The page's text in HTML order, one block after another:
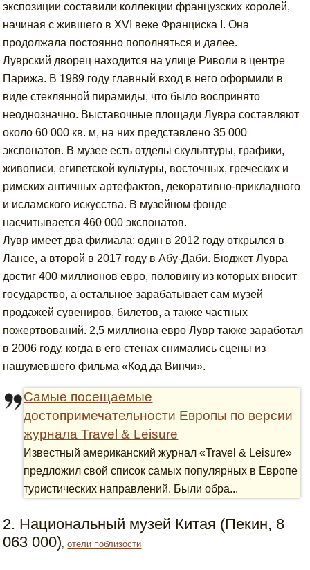
экспозиции составили коллекции французских королей,
начиная с жившего в XVI веке Франциска I. Она
продолжала постоянно пополняться и далее.
Луврский дворец находится на улице Риволи в центре
Парижа. В 1989 году главный вход в него оформили в
виде стеклянной пирамиды, что было воспринято
неоднозначно. Выставочные площади Лувра составляют
около 60 000 кв. м, на них представлено 35 000
экспонатов. В музее есть отделы скульптуры, графики,
живописи, египетской культуры, восточных, греческих и
римских античных артефактов, декоративно-прикладного
и исламского искусства. В музейном фонде
насчитывается 460 000 экспонатов.
Лувр имеет два филиала: один в 2012 году открылся в
Лансе, а второй в 2017 году в Абу-Даби. Бюджет Лувра
достиг 400 миллионов евро, половину из которых вносит
государство, а остальное зарабатывает сам музей
продажей сувениров, билетов, а также частных
пожертвований. 2,5 миллиона евро Лувр также заработал
в 2006 году, когда в его стенах снимались сцены из
нашумевшего фильма «Код да Винчи».
Самые посещаемые
достопримечательности Европы по версии
журнала Travel & Leisure
Известный американский журнал «Travel & Leisure»
предложил свой список самых популярных в Европе
туристических направлений. Были обра...
2. Национальный музей Китая (Пекин, 8
063 000),отели поблизости